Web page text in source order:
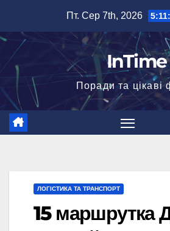
вмісту
Пт. Сер 7th, 2026
InTime
Поради та цікаві
ЛОГІСТИКА ТА ТРАНСПОРТ
15 маршрутка